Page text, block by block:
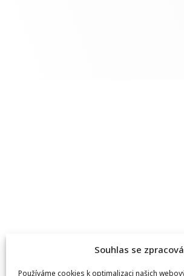
Souhlas se
Používáme cookies k optimalizaci našich